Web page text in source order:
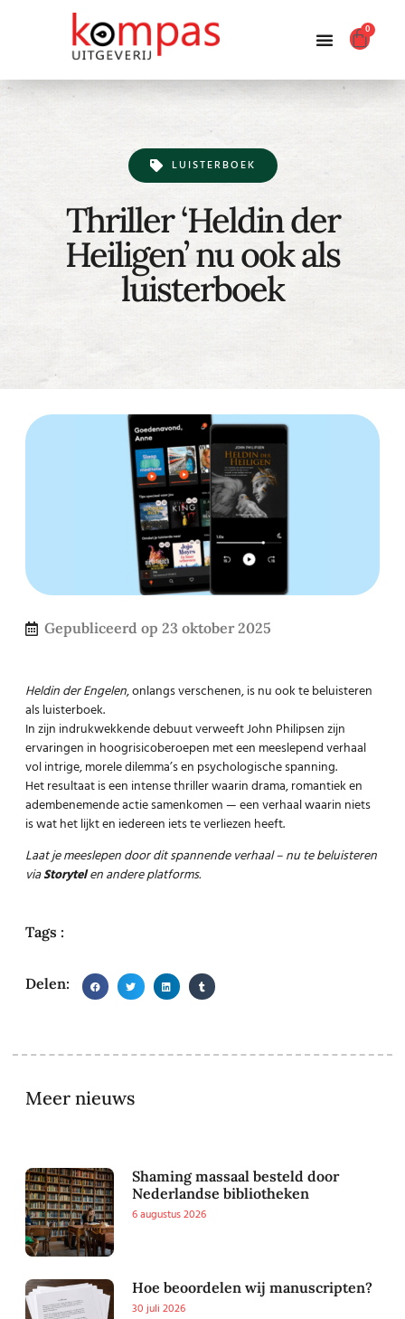
0
LUISTERBOEK
Thriller ‘Heldin der
Heiligen’ nu ook als
luisterboek
Gepubliceerd op 23 oktober 2025
Heldin der Engelen, onlangs verschenen, is nu ook te beluisteren
als luisterboek.
In zijn indrukwekkende debuut verweeft John Philipsen zijn
ervaringen in hoogrisicoberoepen met een meeslepend verhaal
vol intrige, morele dilemma’s en psychologische spanning.
Het resultaat is een intense thriller waarin drama, romantiek en
adembenemende actie samenkomen — een verhaal waarin niets
is wat het lijkt en iedereen iets te verliezen heeft.
Laat je meeslepen door dit spannende verhaal – nu te beluisteren
viaStorytelen andere platforms.
Tags :
Delen:
Meer nieuws
Shaming massaal besteld door
Nederlandse bibliotheken
6 augustus 2026
Hoe beoordelen wij manuscripten?
30 juli 2026